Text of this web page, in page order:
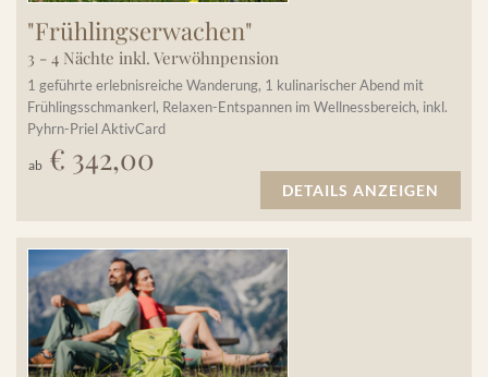
"Frühlingserwachen"
3 - 4 Nächte inkl. Verwöhnpension
1 geführte erlebnisreiche Wanderung, 1 kulinarischer Abend mit
Frühlingsschmankerl, Relaxen-Entspannen im Wellnessbereich, inkl.
Pyhrn-Priel AktivCard
ab € 342,00
DETAILS ANZEIGEN